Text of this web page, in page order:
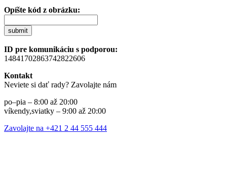
Opíšte kód z obrázku:
submit
ID pre komunikáciu s podporou:
14841702863742822606
Kontakt
Neviete si dať rady? Zavolajte nám
po–pia – 8:00 až 20:00
víkendy,sviatky – 9:00 až 20:00
Zavolajte na +421 2 44 555 444